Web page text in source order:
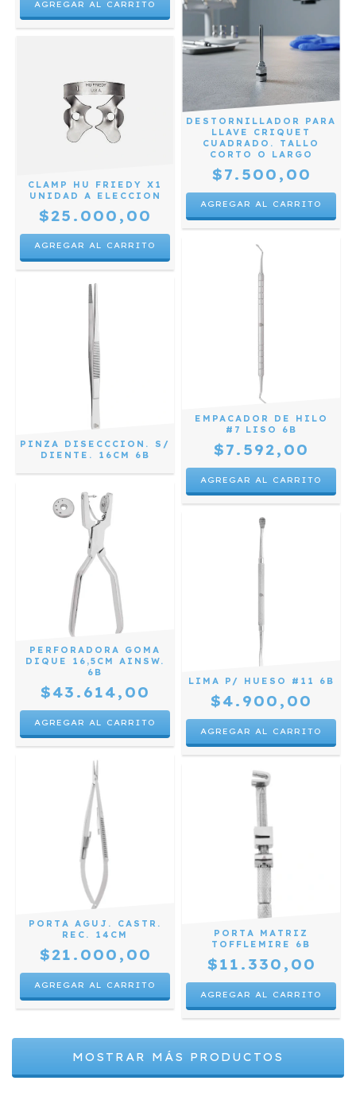
CLAMP HU FRIEDY X1
UNIDAD A ELECCION
$25.000,00
AGREGAR AL CARRITO
DESTORNILLADOR PARA
LLAVE CRIQUET
CUADRADO. TALLO
CORTO O LARGO
$7.500,00
AGREGAR AL CARRITO
PINZA DISECCCION. S/
DIENTE. 16CM 6B
EMPACADOR DE HILO
#7 LISO 6B
$7.592,00
PERFORADORA GOMA
DIQUE 16,5CM AINSW.
6B
$43.614,00
LIMA P/ HUESO #11 6B
$4.900,00
PORTA AGUJ. CASTR.
REC. 14CM
$21.000,00
PORTA MATRIZ
TOFFLEMIRE 6B
$11.330,00
MOSTRAR MÁS PRODUCTOS